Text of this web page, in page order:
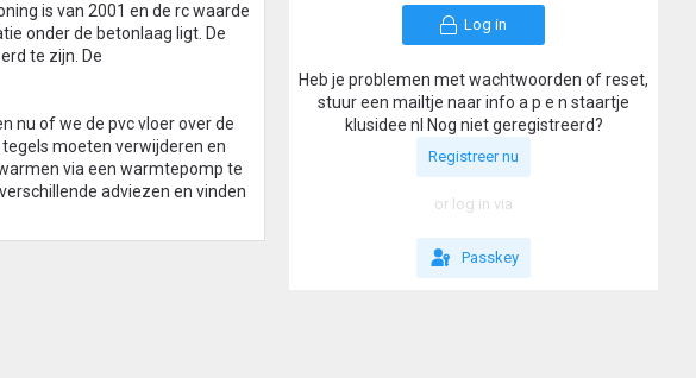
is van 2001 en de rc waarde
onder de betonlaag ligt. De
te zijn. De
nu of we de pvc vloer over de
moeten verwijderen en
via een warmtepomp te
adviezen en vinden
Log in
Heb je problemen met wachtwoorden of reset,
stuur een mailtje naar info a p e n staartje
klusidee nl Nog niet geregistreerd?
Registreer nu
or log in via
Passkey